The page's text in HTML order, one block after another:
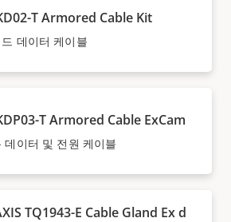
T Armored Cable Kit
데이터 케이블
T Armored Cable ExCam
데이터 및 전원 케이블
TQ1943-E Cable Gland Ex d